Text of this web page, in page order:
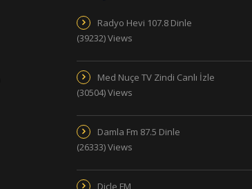
Radyo Hevi 107.8 Dinle
(39232) Views
Med Nuçe TV Zindi Canlı İzle
(30504) Views
Damla Fm 87.5 Dinle
(26333) Views